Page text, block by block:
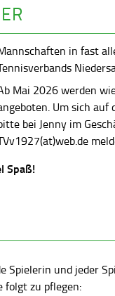
in fast
Mai 2026 werden
Um sich auf
bei Jenny im
Spaß!
Spielerin und jeder
folgt zu pflegen: